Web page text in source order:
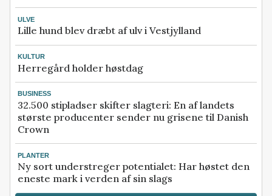
ULVE
Lille hund blev dræbt af ulv i Vestjylland
KULTUR
Herregård holder høstdag
BUSINESS
32.500 stipladser skifter slagteri: En af landets
største producenter sender nu grisene til Danish
Crown
PLANTER
Ny sort understreger potentialet: Har høstet den
eneste mark i verden af sin slags